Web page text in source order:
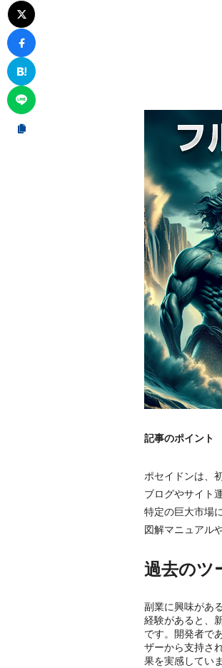
記事のポイント
ポセイドンは、
ブログやサイト
特定の巨大市場
図解マニュアル
過去のツ
副業に興味があ
経験があると、
です。開発者で
ザーから支持さ
果を実感してい